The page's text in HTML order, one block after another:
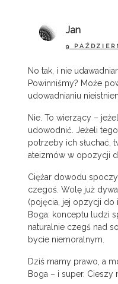
Jan
9
No tak, i nie
Powinniśmy? Może
udowadnianiu
Nie. To wierzący –
udowodnić. Jeżeli
potrzeby ich słuchać,
ateizmów w opozycji
Ciężar dowodu
czegoś. Wolę już
(pojęcia, jej opzycji do
Boga: konceptu ludzi
naturalnie czegś nad
bycie niemoralnym.
Dziś mamy prawo, a
Boga – i super. Cieszy